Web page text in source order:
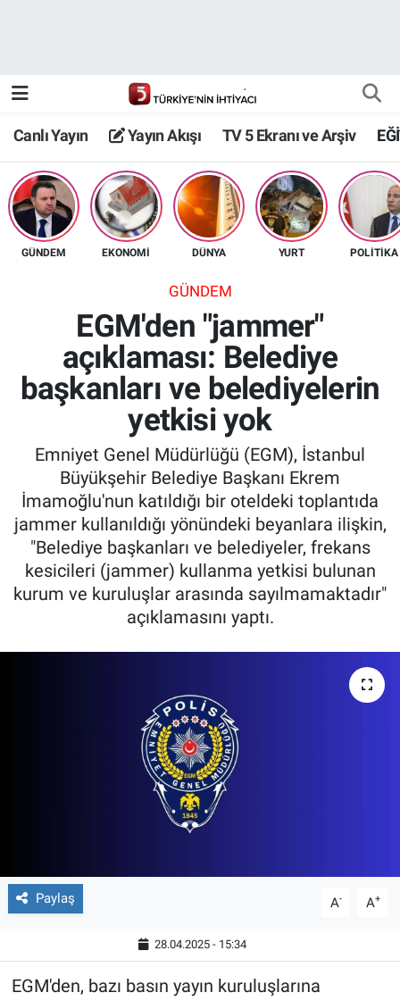
Canlı Yayın Yayın Akışı TV 5 Ekranı ve Arşiv
GÜNDEM EKONOMİ DÜNYA YURT POLİTİKA
GÜNDEM
EGM'den "jammer"
açıklaması: Belediye
başkanları ve belediyelerin
yetkisi yok
Emniyet Genel Müdürlüğü (EGM), İstanbul
Büyükşehir Belediye Başkanı Ekrem
İmamoğlu'nun katıldığı bir oteldeki toplantıda
jammer kullanıldığı yönündeki beyanlara ilişkin,
"Belediye başkanları ve belediyeler, frekans
kesicileri (jammer) kullanma yetkisi bulunan
kurum ve kuruluşlar arasında sayılmamaktadır"
açıklamasını yaptı.
Paylaş A- A+
28.04.2025 - 15:34
EGM'den, bazı basın yayın kuruluşlarına
TV 5 Ekranı ve Arşiv